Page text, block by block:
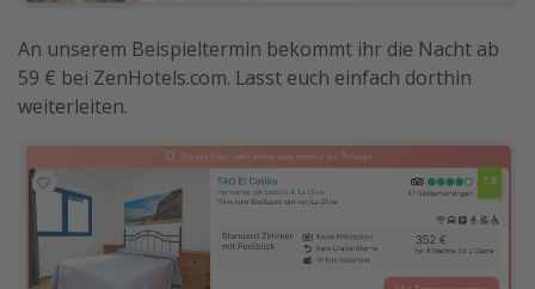
An unserem Beispieltermin bekommt ihr die Nacht ab
59 € bei ZenHotels.com. Lasst euch einfach dorthin
weiterleiten.